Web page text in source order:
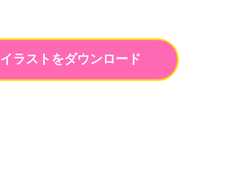
イラストをダウンロード